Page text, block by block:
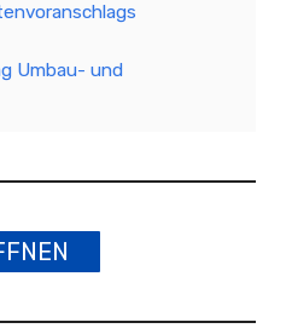
Umbau- und